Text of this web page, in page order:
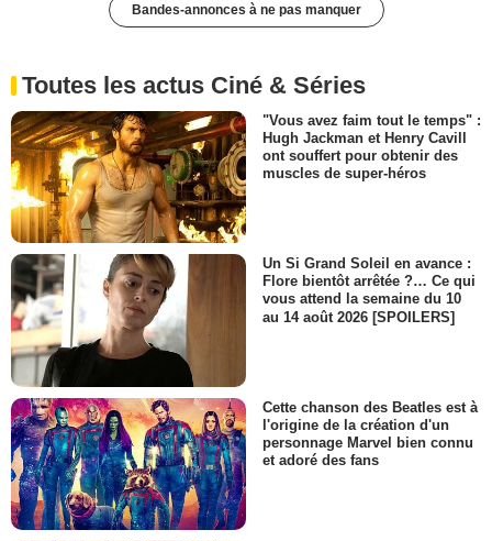
Bandes-annonces à ne pas manquer
Toutes les actus Ciné & Séries
"Vous avez faim tout le temps" :
Hugh Jackman et Henry Cavill
ont souffert pour obtenir des
muscles de super-héros
Un Si Grand Soleil en avance :
Flore bientôt arrêtée ?… Ce qui
vous attend la semaine du 10
au 14 août 2026 [SPOILERS]
Cette chanson des Beatles est à
l'origine de la création d'un
personnage Marvel bien connu
et adoré des fans